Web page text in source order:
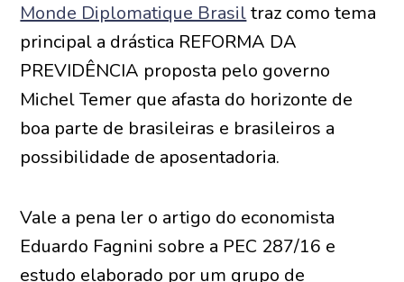
Monde Diplomatique Brasiltraz como tema
principal a drástica REFORMA DA
PREVIDÊNCIA proposta pelo governo
Michel Temer que afasta do horizonte de
boa parte de brasileiras e brasileiros a
possibilidade de aposentadoria.
Vale a pena ler o artigo do economista
Eduardo Fagnini sobre a PEC 287/16 e
estudo elaborado por um grupo de